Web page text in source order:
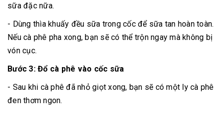
sữa đặc nữa.
- Dùng thìa khuấy đều sữa trong cốc để sữa tan hoàn toàn.
Nếu cà phê pha xong, bạn sẽ có thể trộn ngay mà không bị
vón cục.
Bước 3: Đổ cà phê vào cốc sữa
- Sau khi cà phê đã nhỏ giọt xong, bạn sẽ có một ly cà phê
đen thơm ngon.